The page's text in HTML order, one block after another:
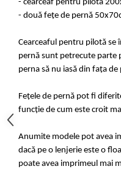
- cearceaf pentru pilota
- două fețe de pernă
Cearceaful pentru pilotă se
pernă sunt petrecute parte
perna să nu iasă din fața de
Fețele de pernă pot fi
funcție de cum este croit
Anumite modele pot avea
dacă pe o lenjerie este o
poate avea imprimeul mai